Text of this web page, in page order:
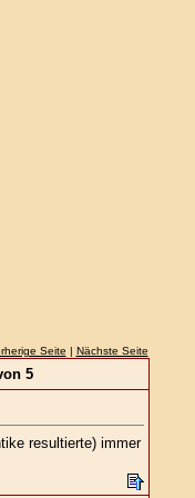
Seite | Nächste Seite
5
resultierte) immer